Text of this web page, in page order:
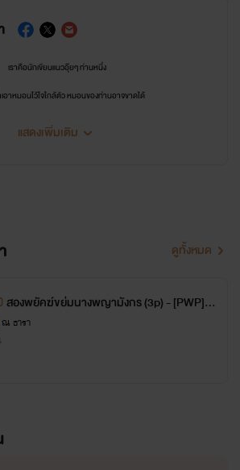
เราคือนักเขียนแนวอุ๊ยๆ ท่านหนึ่ง
อาหมอนไว้ใจใกล้ตัว หมอนของท่านอาจขาดได้
แสดงเพิ่มเติม
ดูทั้งหมด
สองพยัคฆ์ขย่มนางพญามังกร (3p) - [PWP] -
[NC30+]
ณ ธารา